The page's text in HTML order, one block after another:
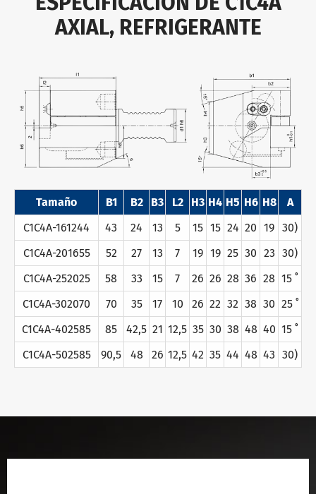
AXIAL, REFRIGERANTE
Tamaño B1 B2 B3 L2 H3 H4 H5 H6 H8
Α
C1C4A-161244
43 24 13 5 15 15 24 20 19 30)
C1C4A-201655
52 27 13 7 19 19 25 30 23 30)
C1C4A-252025
58 33 15 7 26 26 28 36 28 15 ˚
C1C4A-302070
70 35 17 10 26 22 32 38 30 25 ˚
C1C4A-402585
85 42,5 21 12,5 35 30 38 48 40 15 ˚
C1C4A-502585
90,5 48 26 12,5 42 35 44 48 43 30)